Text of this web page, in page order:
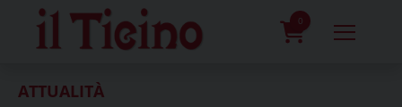
content
0
ATTUALITÀ